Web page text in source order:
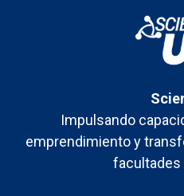
Impulsando
emprendimiento y
facultades